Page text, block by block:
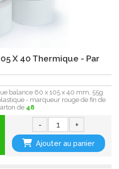
X 40 Thermique - Par
balance 60 x 105 x 40 mm, 55g
- marqueur rouge de fin de
de 48
- +
Ajouter au panier